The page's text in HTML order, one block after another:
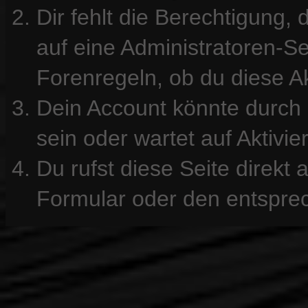
Dir fehlt die Berechtigung,
auf eine Administratoren-
Forenregeln, ob du diese
Dein Account könnte
sein oder wartet auf
Du rufst diese Seite direkt
Formular oder den